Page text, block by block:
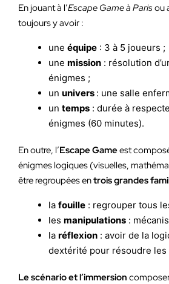
En jouant à l’Escape Game à Parisou
toujours y avoir :
une équipe : 3 à 5 joueurs ;
une mission : résolution
énigmes ;
un univers : une salle
un temps : durée à
énigmes (60 minutes).
En outre, l’Escape Gameest
énigmes logiques (visuelles,
être regroupées entrois grandes
la fouille : regrouper tous
les manipulations :
la réflexion : avoir de la
dextérité pour résoudre les
Le scénario et l’immersion